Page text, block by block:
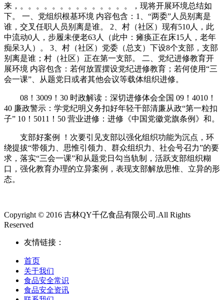
来，。。。。。。。。。。。。。。，现将开展环境总结如
下。 一、党组织根基环境 内容包含：1、“两委”人员别离是
谁，交叉任职人员别离是谁。 2、村（社区）现有510人，此
中流动0人，步履未便老63人（此中：瘫痪正在床15人，老年
痴呆3人）。 3、村（社区）党委（总支）下设8个支部，支部
别离是谁；村（社区）正在第一支部。 二、党纪进修教育开
展环境 内容包含：若何放置摆设党纪进修教育；若何使用“三
会一课”、从题党日或者其他会议等载体组织进修。
08！3009！30 时政解读：深切进修体会全国 09！4010！
40 廉政警示：学党纪明义务扣好年轻干部清廉从政“第一粒扣
子” 10！5011！50 营业进修：进修《中国党徽党旗条例》和。
支部好案例 ！次要引见支部以强化组织功能为沉点，环
绕提拔“带领力、思惟引领力、群众组织力、社会号召力”的要
求，落实“三会一课”和从题党日勾当轨制，活跃支部组织糊
口，强化教育办理的立异案例，表现支部解放思惟、立异的形
态。
Copyright © 2016 吉林QY千亿食品有限公司.All Rights
Reserved
友情链接：
首页
关于我们
食品安全常识
食品安全资讯